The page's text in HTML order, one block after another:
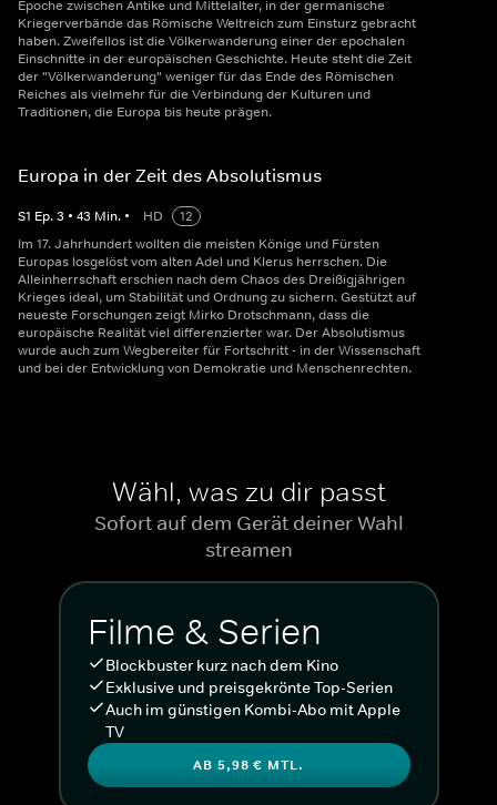
Epoche zwischen Antike und Mittelalter, in der germanische
Kriegerverbände das Römische Weltreich zum Einsturz gebracht
haben. Zweifellos ist die Völkerwanderung einer der epochalen
Einschnitte in der europäischen Geschichte. Heute steht die Zeit
der "Völkerwanderung" weniger für das Ende des Römischen
Reiches als vielmehr für die Verbindung der Kulturen und
Traditionen, die Europa bis heute prägen.
Europa in der Zeit des Absolutismus
S1 Ep.3 • 43 Min. • HD
12
Im 17. Jahrhundert wollten die meisten Könige und Fürsten
Europas losgelöst vom alten Adel und Klerus herrschen. Die
Alleinherrschaft erschien nach dem Chaos des Dreißigjährigen
Krieges ideal, um Stabilität und Ordnung zu sichern. Gestützt auf
neueste Forschungen zeigt Mirko Drotschmann, dass die
europäische Realität viel differenzierter war. Der Absolutismus
wurde auch zum Wegbereiter für Fortschritt - in der Wissenschaft
und bei der Entwicklung von Demokratie und Menschenrechten.
Wähl, was zu dir passt
Sofort auf dem Gerät deiner Wahl
streamen
Filme & Serien
Blockbuster kurz nach dem Kino
Exklusive und preisgekrönte Top-Serien
Auch im günstigen Kombi-Abo mit Apple
TV
AB 5,98 € MTL.